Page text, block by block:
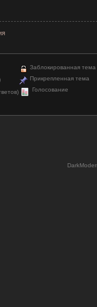
Заблокированная тема
Прикрепленная тема
Голосование